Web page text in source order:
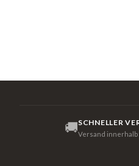
🚚SCHNELLER
Versand innerhalb